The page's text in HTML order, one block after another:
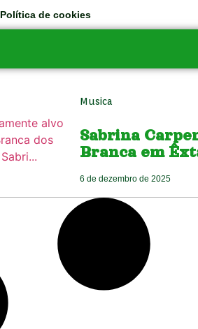
Política de cookies
Musica
Sabrina
Branca em
6 de dezembro de 2025